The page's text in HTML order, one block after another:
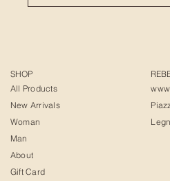
SHOP
All Products
New Arrivals
Woman
Man
About
Gift Card